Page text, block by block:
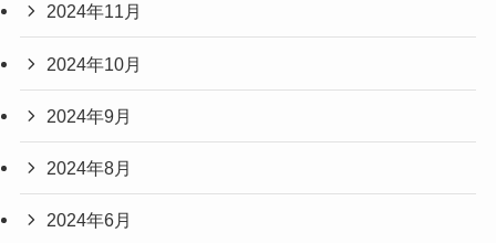
2024年11月
2024年10月
2024年9月
2024年8月
2024年6月